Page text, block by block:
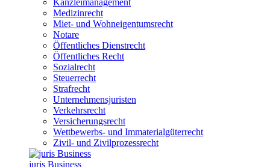
Medizinrecht
Miet- und Wohneigentumsrecht
Notare
Öffentliches Dienstrecht
Öffentliches Recht
Sozialrecht
Steuerrecht
Strafrecht
Unternehmensjuristen
Verkehrsrecht
Versicherungsrecht
Wettbewerbs- und Immaterialgüterrecht
Zivil- und Zivilprozessrecht
juris Business